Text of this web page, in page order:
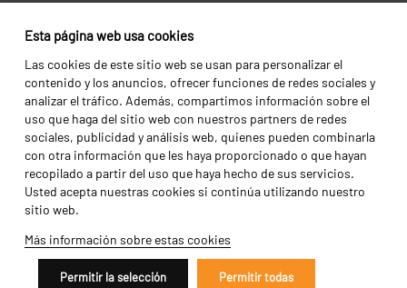
Esta página web usa cookies
Las cookies de este sitio web se usan para personalizar el
contenido y los anuncios, ofrecer funciones de redes sociales y
analizar el tráfico. Además, compartimos información sobre el
uso que haga del sitio web con nuestros partners de redes
sociales, publicidad y análisis web, quienes pueden combinarla
con otra información que les haya proporcionado o que hayan
recopilado a partir del uso que haya hecho de sus servicios.
Usted acepta nuestras cookies si continúa utilizando nuestro
sitio web.
Más información sobre estas cookies
Permitir la selección Permitir todas
Shipping returns
Política de privacidad
Términos y condiciones